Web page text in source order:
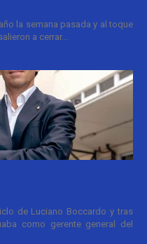
la semana pasada y al toque
a cerrar...
de Luciano Boccardo y tras
como gerente general del